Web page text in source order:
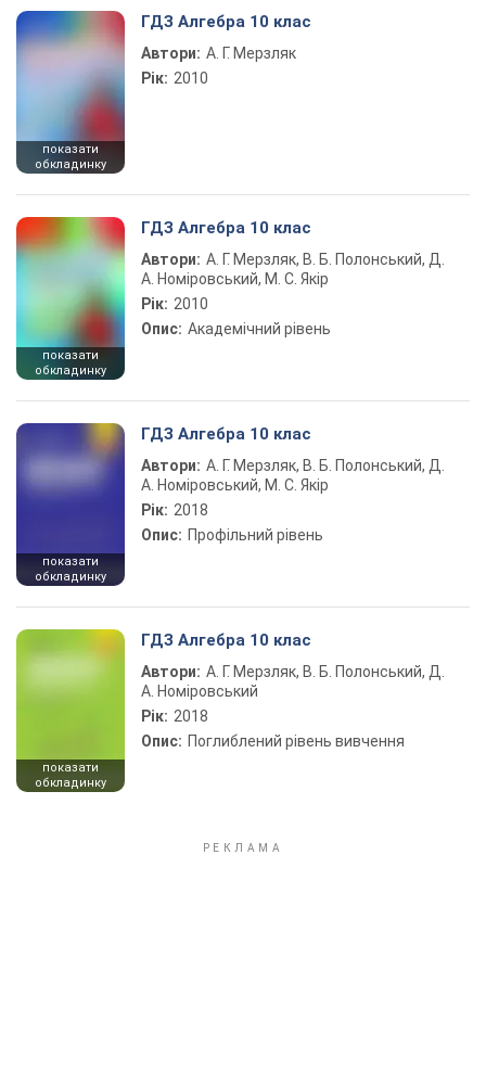
показати
обкладинку
ГДЗ Алгебра 10 клас
Автори: А. Г. Мерзляк
Рік: 2010
показати
обкладинку
ГДЗ Алгебра 10 клас
Автори: А. Г. Мерзляк, В. Б. Полонський, Д.
А. Номіровський, М. С. Якір
Рік: 2010
Опис: Академічний рівень
показати
обкладинку
ГДЗ Алгебра 10 клас
Автори: А. Г. Мерзляк, В. Б. Полонський, Д.
А. Номіровський, М. С. Якір
Рік: 2018
Опис: Профільний рівень
показати
обкладинку
ГДЗ Алгебра 10 клас
Автори: А. Г. Мерзляк, В. Б. Полонський, Д.
А. Номіровський
Рік: 2018
Опис: Поглиблений рівень вивчення